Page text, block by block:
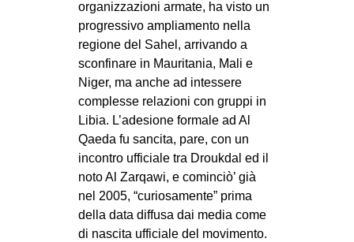
organizzazioni armate, ha visto un
progressivo ampliamento nella
regione del Sahel, arrivando a
sconfinare in Mauritania, Mali e
Niger, ma anche ad intessere
complesse relazioni con gruppi in
Libia. L’adesione formale ad Al
Qaeda fu sancita, pare, con un
incontro ufficiale tra Droukdal ed il
noto Al Zarqawi, e cominciò’ già
nel 2005, “curiosamente” prima
della data diffusa dai media come
di nascita ufficiale del movimento.